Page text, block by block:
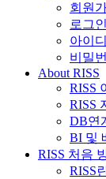
회원
로그인
아이
비밀
About RISS
RISS
RISS
DB연
BI 및
RISS 처음
RISS